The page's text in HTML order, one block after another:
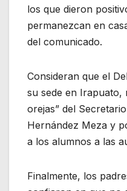
los que dieron
permanezcan en
del comunicado.
Consideran que el
su sede en Irapuato,
orejas” del
Hernández Meza y
a los alumnos a las
Finalmente, los